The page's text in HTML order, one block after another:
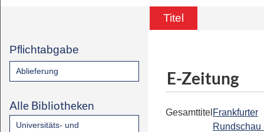
Titel
Pflichtabgabe
Ablieferung
Alle Bibliotheken
Universitäts- und
E-Zeitung
Gesamttitel Frankfurter
Rundschau